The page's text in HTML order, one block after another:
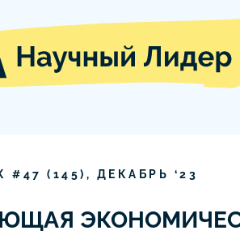
# 47 ( 145), ДЕКАБРЬ ‘23